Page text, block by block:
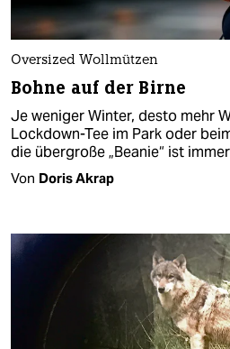
Oversized Wollmützen
Bohne auf der Birne
Je weniger Winter, desto mehr
Lockdown-Tee im Park oder
die übergroße „Beanie“ ist
Von Doris Akrap